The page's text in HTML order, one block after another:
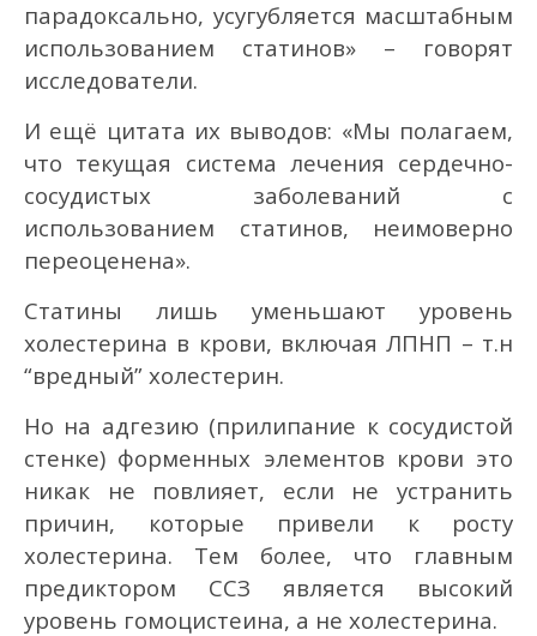
парадоксально, усугубляется масштабным
использованием статинов» – говорят
исследователи.
И ещё цитата их выводов: «Мы полагаем,
что текущая система лечения сердечно-
сосудистых заболеваний с
использованием статинов, неимоверно
переоценена».
Статины лишь уменьшают уровень
холестерина в крови, включая ЛПНП – т.н
“вредный” холестерин.
Но на адгезию (прилипание к сосудистой
стенке) форменных элементов крови это
никак не повлияет, если не устранить
причин, которые привели к росту
холестерина. Тем более, что главным
предиктором ССЗ является высокий
уровень гомоцистеина, а не холестерина.